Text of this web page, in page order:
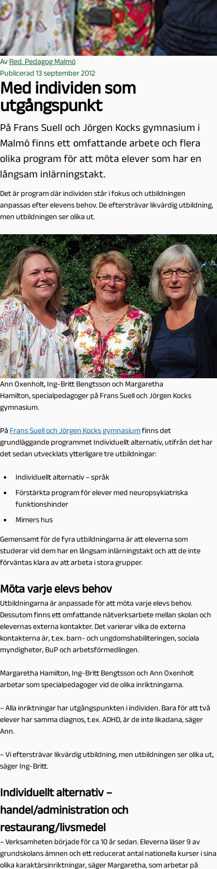
Av Red. Pedagog Malmö
Publicerad 13 september 2012
Med individen som
utgångspunkt
På Frans Suell och Jörgen Kocks gymnasium i
Malmö finns ett omfattande arbete och flera
olika program för att möta elever som har en
långsam inlärningstakt.
Det är program där individen står i fokus och utbildningen
anpassas efter elevens behov. De eftersträvar likvärdig utbildning,
men utbildningen ser olika ut.
Ann Oxenholt, Ing-Britt Bengtsson och Margaretha
Hamilton, specialpedagoger på Frans Suell och Jörgen Kocks
gymnasium.
På Frans Suell och Jörgen Kocks gymnasiumfinns det
grundläggande programmet Individuellt alternativ, utifrån det har
det sedan utvecklats ytterligare tre utbildningar:
Individuellt alternativ – språk
Förstärkta program för elever med neuropsykiatriska
funktionshinder
Mimers hus
Gemensamt för de fyra utbildningarna är att eleverna som
studerar vid dem har en långsam inlärningstakt och att de inte
förväntas klara av att arbeta i stora grupper.
Möta varje elevs behov
Utbildningarna är anpassade för att möta varje elevs behov.
Dessutom finns ett omfattande nätverksarbete mellan skolan och
elevernas externa kontakter. Det varierar vilka de externa
kontakterna är, t.ex. barn- och ungdomshabiliteringen, sociala
myndigheter, BuP och arbetsförmedlingen.
Margaretha Hamilton, Ing-Britt Bengtsson och Ann Oxenholt
arbetar som specialpedagoger vid de olika inriktningarna.
– Alla inriktningar har utgångspunkten i individen. Bara för att två
elever har samma diagnos, t.ex. ADHD, är de inte likadana, säger
Ann.
– Vi eftersträvar likvärdig utbildning, men utbildningen ser olika ut,
säger Ing-Britt.
Individuellt alternativ –
handel/administration och
restaurang/livsmedel
– Verksamheten började för ca 10 år sedan. Eleverna läser 9 av
grundskolans ämnen och ett reducerat antal nationella kurser i sina
olika karaktärsinriktningar, säger Margaretha, som arbetar på